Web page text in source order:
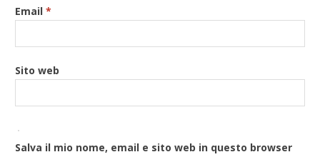
Email*
Sito web
Salva il mio nome, email e sito web in questo browser